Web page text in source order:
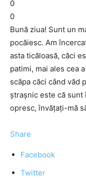
0
0
Bună ziua! Sunt un
pocăiesc. Am
asta ticăloasă, căci
patimi, mai ales cea
scăpa căci când văd
ştraşnic este că sunt
opresc, învăţaţi-mă
Share
Facebook
Twitter